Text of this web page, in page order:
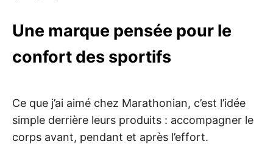
Une marque pensée pour le
confort des sportifs
Ce que j’ai aimé chez Marathonian, c’est l’idée
simple derrière leurs produits : accompagner le
corps avant, pendant et après l’effort.